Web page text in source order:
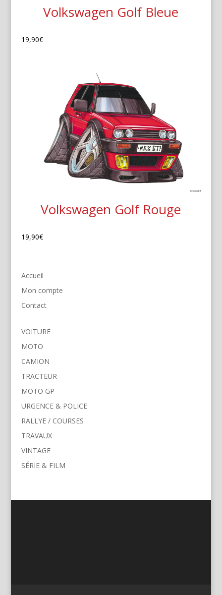
Volkswagen Golf Bleue
19,90€
Volkswagen Golf Rouge
19,90€
Accueil
Mon compte
Contact
VOITURE
MOTO
CAMION
TRACTEUR
MOTO GP
URGENCE & POLICE
RALLYE / COURSES
TRAVAUX
VINTAGE
SÉRIE & FILM